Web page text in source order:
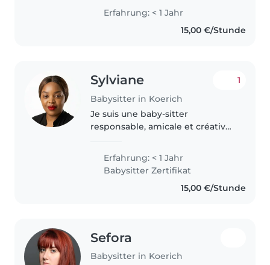
films avec eux, cuisine, joue
dehors et les aide à faire leur
devoirs. Je suis habitué. Je..
Erfahrung: < 1 Jahr
15,00 €/Stunde
Sylviane
Babysitter in Koerich
1
Je suis une baby-sitter
responsable, amicale et créative
Maman moi-même, je suis à l'aise
avec les enfants de tous âges..
Erfahrung: < 1 Jahr
Babysitter Zertifikat
15,00 €/Stunde
Sefora
Babysitter in Koerich